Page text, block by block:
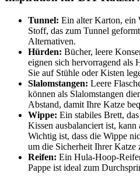
Tunnel: Ein alter Karton, ein
Stoff, das zum Tunnel
Alternativen.
Hürden: Bücher, leere
eignen sich hervorragend als
Sie auf Stühle oder Kisten
Slalomstangen: Leere
können als Slalomstangen
Abstand, damit Ihre Katze
Wippe: Ein stabiles Brett,
Kissen ausbalanciert ist,
Wichtig ist, dass die Wippe
um die Sicherheit Ihrer Katze
Reifen: Ein Hula-Hoop-
Pappe ist ideal zum